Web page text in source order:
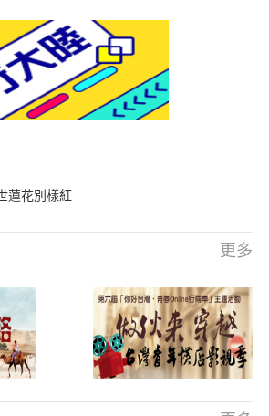
蓮花別樣紅
更多